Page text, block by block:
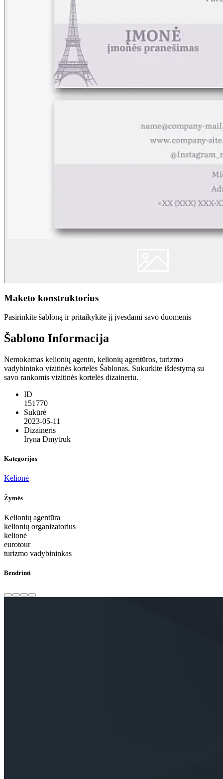
Maketo konstruktorius
Pasirinkite šabloną ir pritaikykite jį įvesdami savo duomenis
Šablono Informacija
Nemokamas kelionių agento, kelionių agentūros, turizmo
vadybininko vizitinės kortelės Šablonas. Sukurkite išdėstymą su
savo rankomis vizitinės kortelės dizaineriu.
ID
151770
Sukūrė
2023-05-11
Dizaineris
Iryna Dmytruk
Kategorijos
Kelionė
Žymės
Kelionių agentūra
kelionių organizatorius
kelionė
eurotour
turizmo vadybininkas
Bendrinti